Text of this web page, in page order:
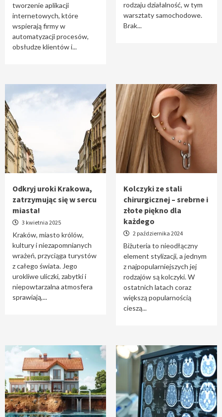
tworzenie aplikacji
internetowych, które
wspierają firmy w
automatyzacji procesów,
obsłudze klientów i...
rodzaju działalność, w tym
warsztaty samochodowe.
Brak...
Odkryj uroki Krakowa,
zatrzymując się w sercu
miasta!
3 kwietnia 2025
Kraków, miasto królów,
kultury i niezapomnianych
wrażeń, przyciąga turystów
z całego świata. Jego
urokliwe uliczki, zabytki i
niepowtarzalna atmosfera
sprawiają,...
Kolczyki ze stali
chirurgicznej – srebrne i
złote piękno dla
każdego
2 października 2024
Biżuteria to nieodłączny
element stylizacji, a jednym
z najpopularniejszych jej
rodzajów są kolczyki. W
ostatnich latach coraz
większą popularnością
cieszą...